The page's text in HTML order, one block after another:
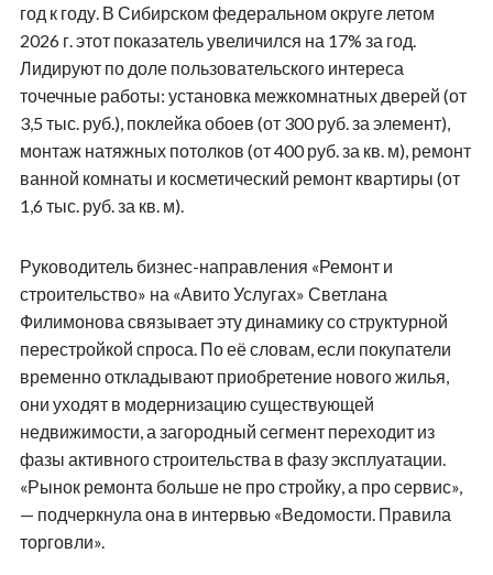
год к году. В Сибирском федеральном округе летом
2026 г. этот показатель увеличился на 17% за год.
Лидируют по доле пользовательского интереса
точечные работы: установка межкомнатных дверей (от
3,5 тыс. руб.), поклейка обоев (от 300 руб. за элемент),
монтаж натяжных потолков (от 400 руб. за кв. м), ремонт
ванной комнаты и косметический ремонт квартиры (от
1,6 тыс. руб. за кв. м).
Руководитель бизнес-направления «Ремонт и
строительство» на «Авито Услугах» Светлана
Филимонова связывает эту динамику со структурной
перестройкой спроса. По её словам, если покупатели
временно откладывают приобретение нового жилья,
они уходят в модернизацию существующей
недвижимости, а загородный сегмент переходит из
фазы активного строительства в фазу эксплуатации.
«Рынок ремонта больше не про стройку, а про сервис»,
— подчеркнула она в интервью «Ведомости. Правила
торговли».